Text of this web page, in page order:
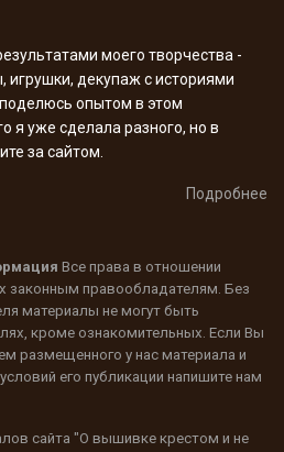
моего творчества -
декупаж с историями
опытом в этом
я уже сделала разного, но в
за сайтом.
Подробнее
Все права в отношении
законным правообладателям. Без
материалы не могут быть
кроме ознакомительных. Если Вы
размещенного у нас материала и
его публикации напишите нам
сайта "О вышивке крестом и не